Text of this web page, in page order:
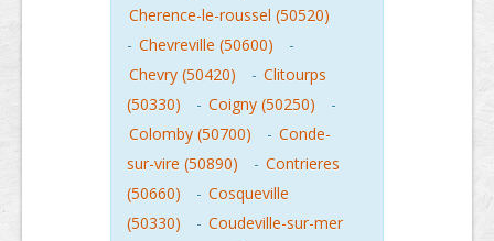
Cherence-le-roussel (50520)
- Chevreville (50600)
-
Chevry (50420)
- Clitourps
(50330)
- Coigny (50250)
-
Colomby (50700)
- Conde-
sur-vire (50890)
- Contrieres
(50660)
- Cosqueville
(50330)
- Coudeville-sur-mer